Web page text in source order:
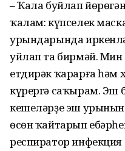
– Ҡала буйлап
ҡалам: күпселек
урындарында
уйлап та бирмәй.
етдирәк ҡарарға һәм
күрергә саҡырам. Эш
кешеләрҙе эш
өсөн ҡайтарып
респиратор